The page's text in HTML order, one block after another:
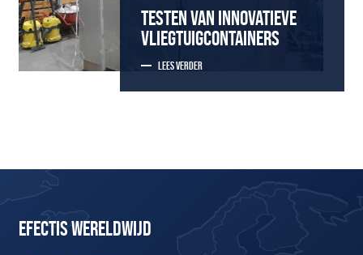
TESTEN VAN INNOVATIEVE
VLIEGTUIGCONTAINERS
LEES VERDER
EFECTIS WERELDWIJD